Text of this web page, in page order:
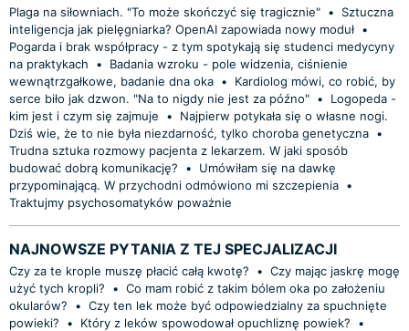
Plaga na siłowniach. "To może skończyć się tragicznie" •
Sztuczna
inteligencja jak pielęgniarka? OpenAI zapowiada nowy moduł •
Pogarda i brak współpracy - z tym spotykają się studenci medycyny
na praktykach
•
Badania wzroku - pole widzenia, ciśnienie
wewnątrzgałkowe, badanie dna oka •
Kardiolog mówi, co robić, by
serce biło jak dzwon. "Na to nigdy nie jest za późno" •
Logopeda -
kim jest i czym się zajmuje
•
Najpierw potykała się o własne nogi.
Dziś wie, że to nie była niezdarność, tylko choroba genetyczna •
Trudna sztuka rozmowy pacjenta z lekarzem. W jaki sposób
budować dobrą komunikację?
•
Umówiłam się na dawkę
przypominającą. W przychodni odmówiono mi szczepienia •
Traktujmy psychosomatyków poważnie
NAJNOWSZE PYTANIA Z TEJ SPECJALIZACJI
Czy za te krople muszę płacić całą kwotę? • Czy mając jaskrę mogę
użyć tych kropli?
• Co mam robić z takim bólem oka po założeniu
okularów?
• Czy ten lek może być odpowiedzialny za spuchnięte
powieki?
• Który z leków spowodował opuchliznę powiek?
•